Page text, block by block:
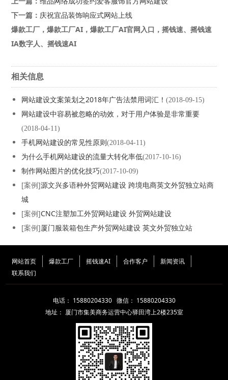
下一篇： 庆祝宜品装饰响应式网站上线
爆款工厂，爆款工厂AI，爆款工厂AI官网入口，摇钱速、摇钱速
IA数字人、摇钱速AI
相关信息
网站建设文案策划之2018年广告法禁用词汇！(2018-09-15)
网站建设中容易被忽略的动效，对于用户体验是非常重要
(2018-04-11)
手机网站建设的常见性原则(2018-04-11)
为什么手机网站建设的流量大转化率低(2017-10-16)
制作网站图片的优化技巧(2017-10-09)
[案例]源文兴多语种外贸网站建设 跨境电商英文外贸独立站商
城
[案例]CNC注塑加工外贸网站建设 外贸网站建设
[案例]厦门服装箱包生产外贸网站建设 英文外贸独立站
网站首页 爆款工厂 摇钱速AI 合作客户
新闻资讯
联系我们
电话： 15880204330 微信： 15880204330
地址： 厦门市集美商务运营中心驿田湾上2楼235室